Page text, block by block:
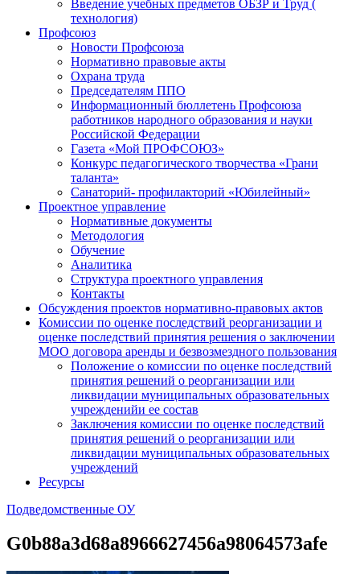
Введение учебных предметов ОБЗР и Труд (
технология)
Профсоюз
Новости Профсоюза
Нормативно правовые акты
Охрана труда
Председателям ППО
Информационный бюллетень Профсоюза
работников народного образования и науки
Российской Федерации
Газета «Мой ПРОФСОЮЗ»
Конкурс педагогического творчества «Грани
таланта»
Санаторий- профилакторий «Юбилейный»
Проектное управление
Нормативные документы
Методология
Обучение
Аналитика
Структура проектного управления
Контакты
Обсуждения проектов нормативно-правовых актов
Комиссии по оценке последствий реорганизации и
оценке последствий принятия решения о заключении
МОО договора аренды и безвозмездного пользования
Положение о комиссии по оценке последствий
принятия решений о реорганизации или
ликвидации муниципальных образовательных
учрежденийи ее состав
Заключения комиссии по оценке последствий
принятия решений о реорганизации или
ликвидации муниципальных образовательных
учреждений
Ресурсы
Подведомственные ОУ
G0b88a3d68a8966627456a98064573afe